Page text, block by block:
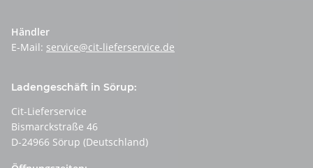
Händler
E-Mail: service@cit-lieferservice.de
Ladengeschäft in Sörup:
Cit-Lieferservice
Bismarckstraße 46
D-24966 Sörup (Deutschland)